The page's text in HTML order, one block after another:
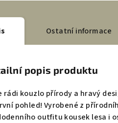
Ostatní informace
popis produktu
rádi kouzlo přírody a hravý
pohled! Vyrobené z
outfitu kousek lesa i